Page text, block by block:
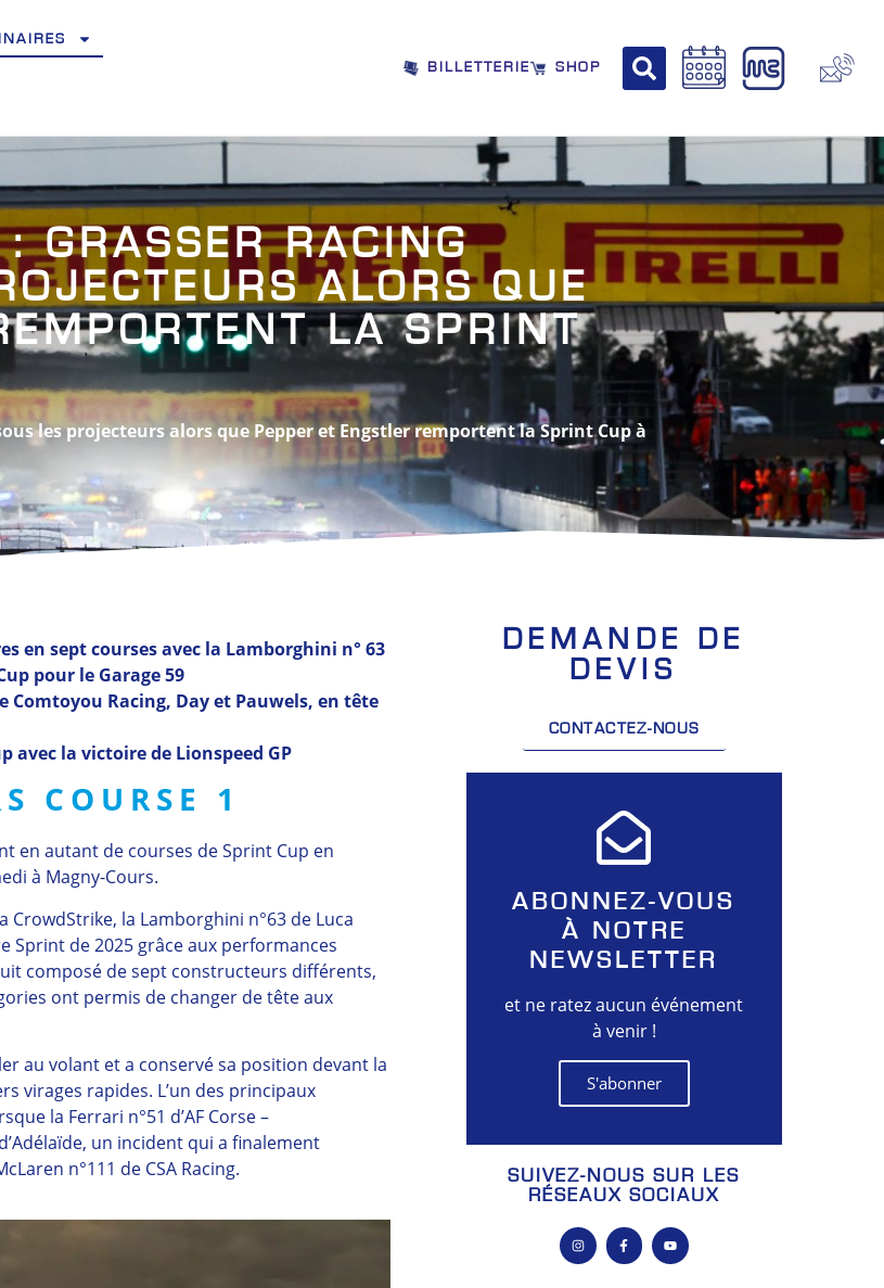
BILLETTERIE SHOP
GRASSER RACING
ALORS QUE
LA SPRINT
les projecteurs alors que Pepper et Engstler remportent la Sprint Cup à
en sept courses avec la Lamborghini n° 63
pour le Garage 59
Comtoyou Racing, Day et Pauwels, en tête
avec la victoire de Lionspeed GP
COURSE 1
en autant de courses de Sprint Cup en
à Magny-Cours.
la Lamborghini n°63 de Luca
Sprint de 2025 grâce aux performances
composé de sept constructeurs différents,
ont permis de changer de tête aux
au volant et a conservé sa position devant la
virages rapides. L’un des principaux
la Ferrari n°51 d’AF Corse –
un incident qui a finalement
n°111 de CSA Racing.
DEMANDE DE
DEVIS
CONTACTEZ-NOUS
ABONNEZ-VOUS
À NOTRE
NEWSLETTER
et ne ratez aucun événement
à venir !
S'abonner
SUIVEZ-NOUS SUR LES
RÉSEAUX SOCIAUX